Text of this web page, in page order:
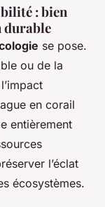
: bien
durable
se pose.
ou de la
en corail
entièrement
l’éclat
écosystèmes.